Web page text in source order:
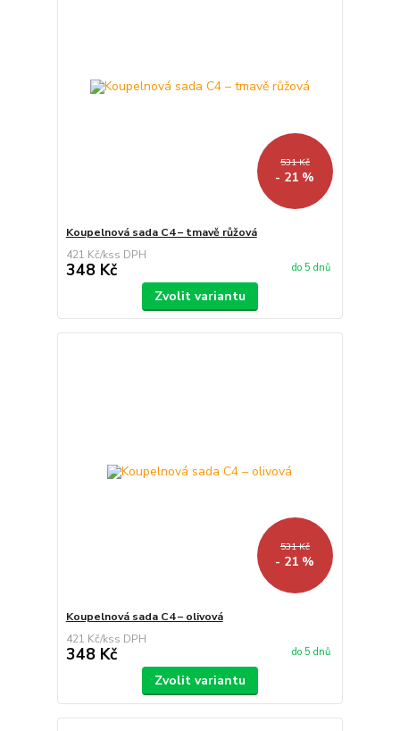
531 Kč
- 21 %
Koupelnová sada C4 – tmavě růžová
421 Kč/ks
348 Kč do 5 dnů
Zvolit variantu
531 Kč
- 21 %
Koupelnová sada C4 – olivová
421 Kč/ks
348 Kč do 5 dnů
Zvolit variantu